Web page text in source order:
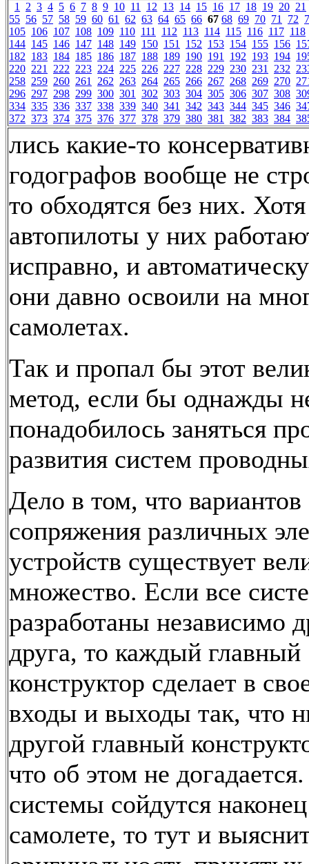
1 2 3 4 5 6 7 8 9 10 11 12 13 14 15 16 17 18 19 20 21
55 56 57 58 59 60 61 62 63 64 65 66 67 68 69 70 71 72
105 106 107 108 109 110 111 112 113 114 115 116 117 118
144 145 146 147 148 149 150 151 152 153 154 155 156
182 183 184 185 186 187 188 189 190 191 192 193 194
220 221 222 223 224 225 226 227 228 229 230 231 232
258 259 260 261 262 263 264 265 266 267 268 269 270
296 297 298 299 300 301 302 303 304 305 306 307 308
334 335 336 337 338 339 340 341 342 343 344 345 346
372 373 374 375 376 377 378 379 380 381 382 383 384
лись какие-то
годографов вообще не
то обходятся без них. Хотя
автопилоты у них
исправно, и
они давно освоили на
самолетах.
Так и пропал бы этот
метод, если бы однажды
понадобилось заняться
развития систем
Дело в том, что вариантов
сопряжения различных
устройств существует
множество. Если все
разработаны независимо
друга, то каждый главный
конструктор сделает в
входы и выходы так, что
другой главный
что об этом не
системы сойдутся
самолете, то тут и